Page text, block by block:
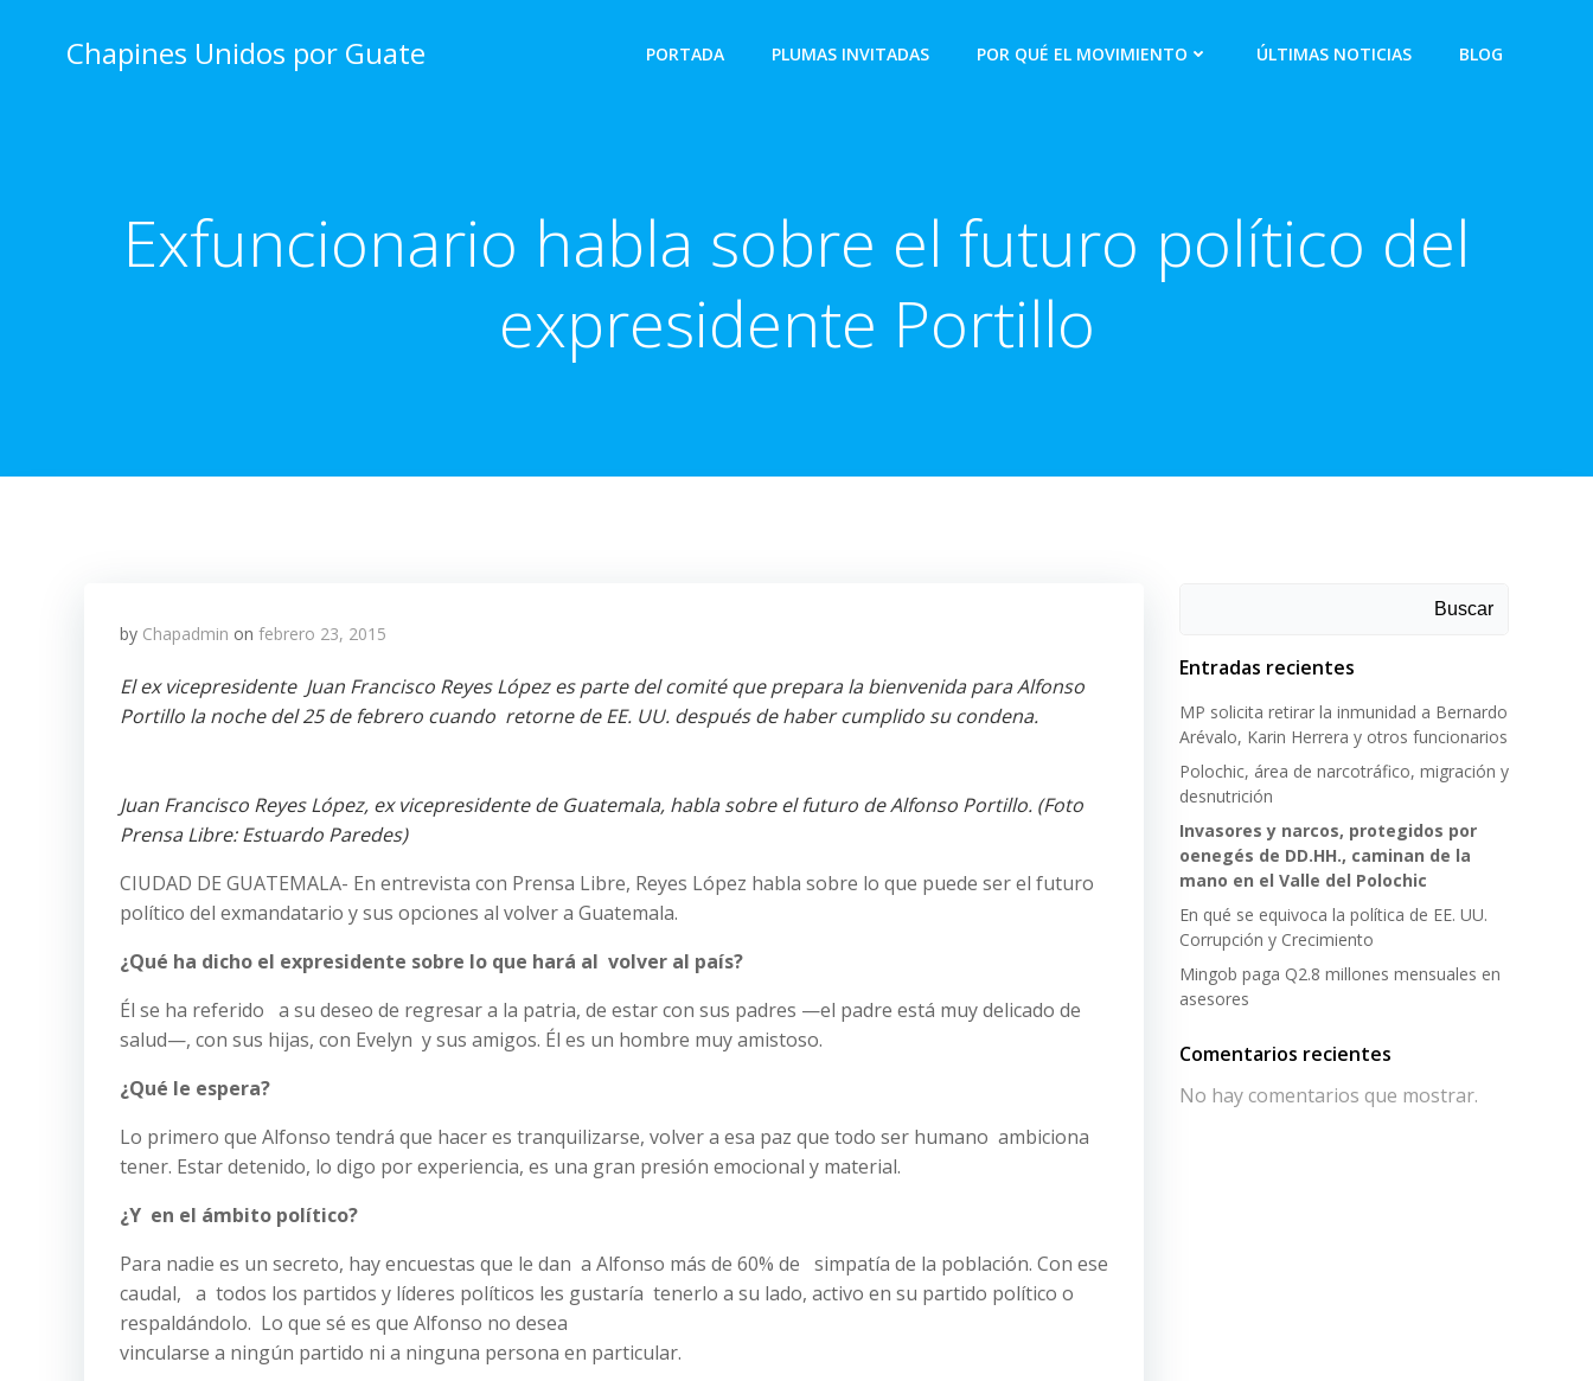
Chapines Unidos por Guate PORTADA PLUMAS INVITADAS POR QUÉ EL MOVIMIENTO ÚLTIMAS NOTICIAS BLOG
Exfuncionario habla sobre el futuro político del
expresidente Portillo
by Chapadmin on febrero 23, 2015
El ex vicepresidente Juan Francisco Reyes López es parte del comité que prepara la bienvenida para Alfonso
Portillo la noche del 25 de febrero cuando retorne de EE. UU. después de haber cumplido su condena.
Juan Francisco Reyes López, ex vicepresidente de Guatemala, habla sobre el futuro de Alfonso Portillo. (Foto
Prensa Libre: Estuardo Paredes)
CIUDAD DE GUATEMALA- En entrevista con Prensa Libre, Reyes López habla sobre lo que puede ser el futuro
político del exmandatario y sus opciones al volver a Guatemala.
¿Qué ha dicho el expresidente sobre lo que hará al volver al país?
Él se ha referido a su deseo de regresar a la patria, de estar con sus padres —el padre está muy delicado de
salud—, con sus hijas, con Evelyn y sus amigos. Él es un hombre muy amistoso.
¿Qué le espera?
Lo primero que Alfonso tendrá que hacer es tranquilizarse, volver a esa paz que todo ser humano ambiciona
tener. Estar detenido, lo digo por experiencia, es una gran presión emocional y material.
¿Y en el ámbito político?
Para nadie es un secreto, hay encuestas que le dan a Alfonso más de 60% de simpatía de la población. Con ese
caudal, a todos los partidos y líderes políticos les gustaría tenerlo a su lado, activo en su partido político o
respaldándolo. Lo que sé es que Alfonso no desea
vincularse a ningún partido ni a ninguna persona en particular.
Buscar
Entradas recientes
MP solicita retirar la inmunidad a Bernardo
Arévalo, Karin Herrera y otros funcionarios
Polochic, área de narcotráfico, migración y
desnutrición
Invasores y narcos, protegidos por
oenegés de DD.HH., caminan de la
mano en el Valle del Polochic
En qué se equivoca la política de EE. UU.
Corrupción y Crecimiento
Mingob paga Q2.8 millones mensuales en
asesores
Comentarios recientes
No hay comentarios que mostrar.